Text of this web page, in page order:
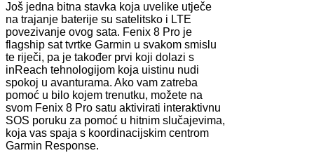
Još jedna bitna stavka koja uvelike utječe
na trajanje baterije su satelitsko i LTE
povezivanje ovog sata. Fenix 8 Pro je
flagship sat tvrtke Garmin u svakom smislu
te riječi, pa je također prvi koji dolazi s
inReach tehnologijom koja uistinu nudi
spokoj u avanturama. Ako vam zatreba
pomoć u bilo kojem trenutku, možete na
svom Fenix 8 Pro satu aktivirati interaktivnu
SOS poruku za pomoć u hitnim slučajevima,
koja vas spaja s koordinacijskim centrom
Garmin Response.